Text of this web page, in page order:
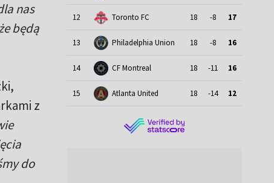
nas
będą
z
do
12 Toronto FC 18 -8 17
13 Philadelphia Union 18 -8 16
14 CF Montreal 18 -11 16
15 Atlanta United 18 -14 12